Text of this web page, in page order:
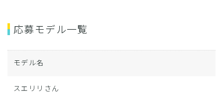
応募モデル一覧
モデル名
スエリリさん